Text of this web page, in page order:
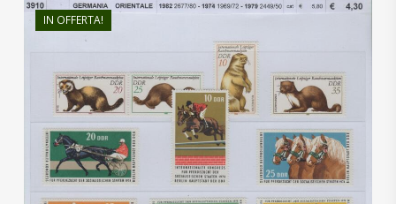
IN OFFERTA!
€5,80
€4,00